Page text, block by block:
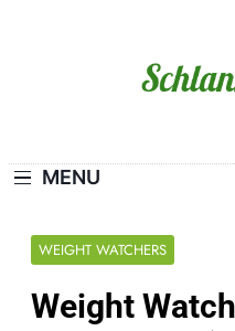
MENU
WEIGHT WATCHERS
Weight